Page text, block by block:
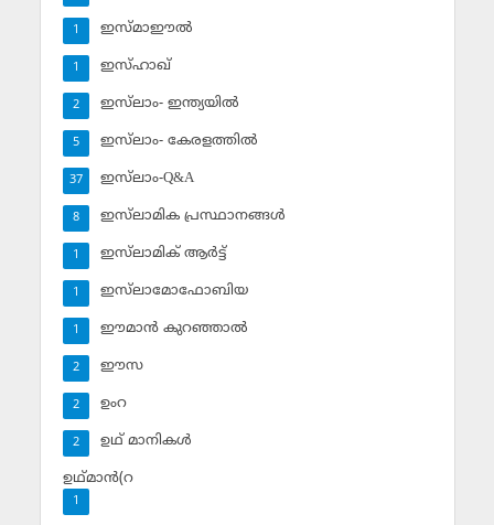
ഇസ്മാഈല്‍
1
ഇസ്ഹാഖ്‌
1
ഇസ്‌ലാം- ഇന്ത്യയില്‍
2
ഇസ്‌ലാം- കേരളത്തില്‍
5
ഇസ്‌ലാം-Q&A
37
ഇസ്‌ലാമിക പ്രസ്ഥാനങ്ങള്‍
8
ഇസ്‌ലാമിക് ആര്‍ട്ട്
1
ഇസ്‌ലാമോഫോബിയ
1
ഈമാന്‍ കുറഞ്ഞാല്‍
1
ഈസ
2
ഉംറ
2
ഉഥ് മാനികള്‍
2
ഉഥ്മാന്‍(റ
1